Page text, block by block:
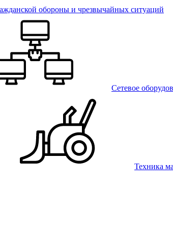
обороны и чрезвычайных ситуаций
Сетевое
Техника